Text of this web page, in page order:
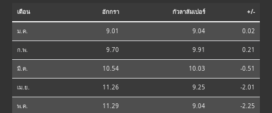
เดือน อักกรา กัวลาลัมเปอร์ +/-
ม.ค. 9.01 9.04 0.02
ก.พ. 9.70 9.91 0.21
มี.ค. 10.54 10.03 -0.51
เม.ย. 11.26 9.25 -2.01
พ.ค. 11.29 9.04 -2.25